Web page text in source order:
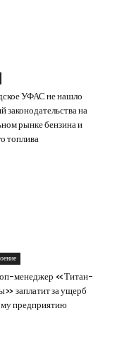
УФАС не нашло
законодательства на
рынке бензина и
топлива
менеджер «Титан-
заплатит за ущерб
предприятию